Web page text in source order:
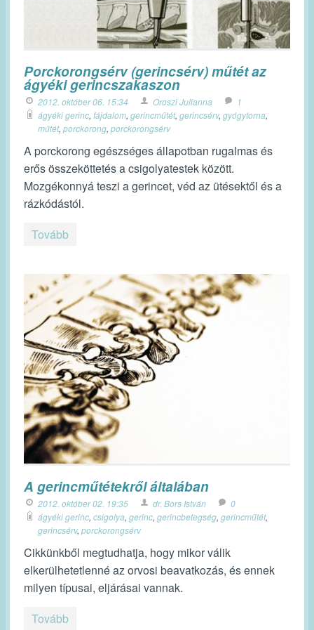
Porckorongsérv (gerincsérv) műtét az
ágyéki gerincszakaszon
2012. október 06. 15:34 Oroszi Julianna
1
ágyéki gerinc, fájdalom, gerincműtét, gerincsérv, gyógytorna,
műtét, porckorong, porckorongsérv
A porckorong egészséges állapotban rugalmas és
erős összeköttetés a csigolyatestek között.
Mozgékonnyá teszi a gerincet, véd az ütésektől és a
rázkódástól.
Tovább
A gerincműtétekről általában
2012. október 02. 19:35 dr. Bors István
0
ágyéki gerinc, csigolya, gerinc, gerincbetegség, gerincműtét,
gerincsérv, porckorongsérv
Cikkünkből megtudhatja, hogy mikor válik
elkerülhetetlenné az orvosi beavatkozás, és ennek
milyen típusai, eljárásai vannak.
Tovább